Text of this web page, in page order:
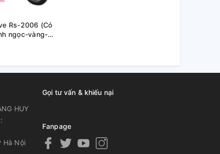
Rs-2006 (Có
ngọc-vàng-
HUY
Hà Nội
Gọi tư vấn & khiếu nại
Fanpage